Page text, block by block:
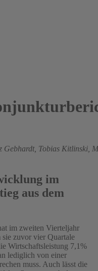
Gebhardt, Tobias Kitlinski,
im
aus dem
im zweiten Vierteljahr
sie zuvor vier Quartale
Wirtschaftsleistung 7,1%
lediglich von einer
muss. Auch lässt die